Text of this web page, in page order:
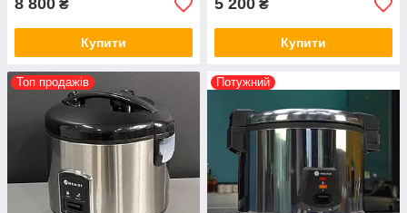
8 800 ₴
Купити
5 200 ₴
Купити
Топ продажів Потужний